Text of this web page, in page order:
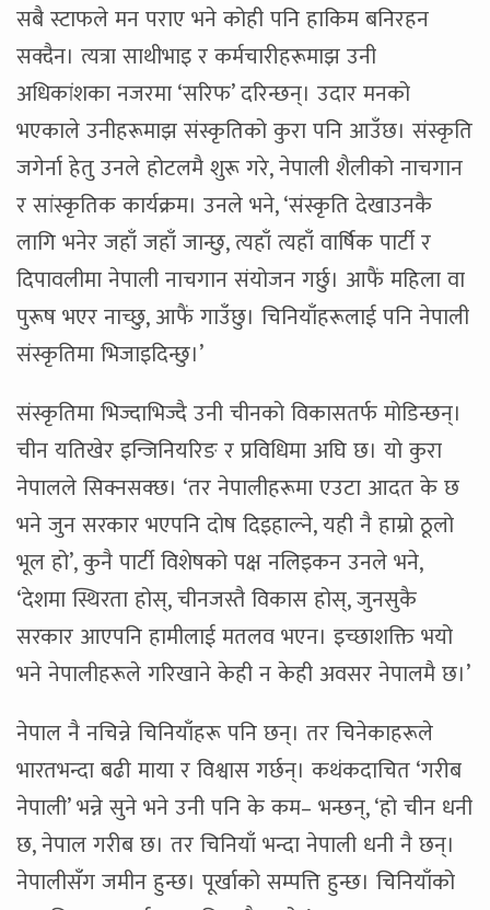
सबै स्टाफले मन पराए भने कोही पनि हाकिम बनिरहन
सक्दैन। त्यत्रा साथीभाइ र कर्मचारीहरूमाझ उनी
अधिकांशका नजरमा ‘सरिफ’ दरिन्छन्। उदार मनको
भएकाले उनीहरूमाझ संस्कृतिको कुरा पनि आउँछ। संस्कृति
जगेर्ना हेतु उनले होटलमै शुरू गरे, नेपाली शैलीको नाचगान
र सांस्कृतिक कार्यक्रम। उनले भने, ‘संस्कृति देखाउनकै
लागि भनेर जहाँ जहाँ जान्छु, त्यहाँ त्यहाँ वार्षिक पार्टी र
दिपावलीमा नेपाली नाचगान संयोजन गर्छु। आफैं महिला वा
पुरूष भएर नाच्छु, आफैं गाउँछु। चिनियाँहरूलाई पनि नेपाली
संस्कृतिमा भिजाइदिन्छु।’
संस्कृतिमा भिज्दाभिज्दै उनी चीनको विकासतर्फ मोडिन्छन्।
चीन यतिखेर इन्जिनियरिङ र प्रविधिमा अघि छ। यो कुरा
नेपालले सिक्नसक्छ। ‘तर नेपालीहरूमा एउटा आदत के छ
भने जुन सरकार भएपनि दोष दिइहाल्ने, यही नै हाम्रो ठूलो
भूल हो’, कुनै पार्टी विशेषको पक्ष नलिइकन उनले भने,
‘देशमा स्थिरता होस्, चीनजस्तै विकास होस्, जुनसुकै
सरकार आएपनि हामीलाई मतलव भएन। इच्छाशक्ति भयो
भने नेपालीहरूले गरिखाने केही न केही अवसर नेपालमै छ।’
नेपाल नै नचिन्ने चिनियाँहरू पनि छन्। तर चिनेकाहरूले
भारतभन्दा बढी माया र विश्वास गर्छन्। कथंकदाचित ‘गरीब
नेपाली’ भन्ने सुने भने उनी पनि के कम– भन्छन्, ‘हो चीन धनी
छ, नेपाल गरीब छ। तर चिनियाँ भन्दा नेपाली धनी नै छन्।
नेपालीसँग जमीन हुन्छ। पूर्खाको सम्पत्ति हुन्छ। चिनियाँको